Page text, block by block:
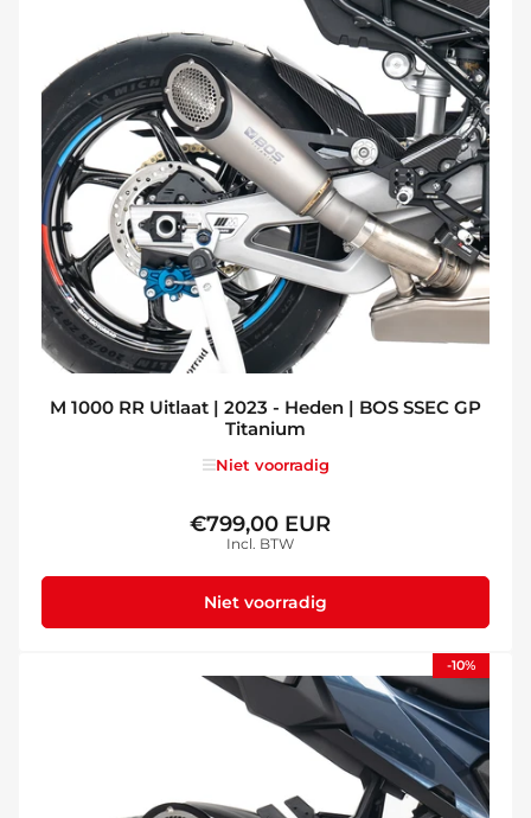
M 1000 RR Uitlaat | 2023 - Heden | BOS SSEC GP
Titanium
Niet voorradig
Normale
prijs
€799,00 EUR
Incl. BTW
Niet voorradig
-10%